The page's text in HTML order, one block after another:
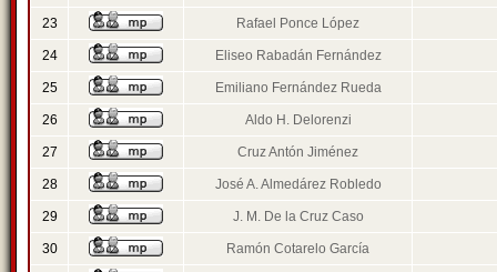
23 Rafael Ponce López
24 Eliseo Rabadán Fernández
25 Emiliano Fernández Rueda
26 Aldo H. Delorenzi
27 Cruz Antón Jiménez
28 José A. Almedárez Robledo
29 J. M. De la Cruz Caso
30 Ramón Cotarelo García